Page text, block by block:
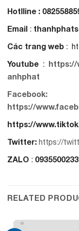
Hotlline :
Email :
Các trang web :
Youtube : https://
anhphat
Facebook:
https://
https://
Twitter: https://
ZALO : 0935500233
RELATED